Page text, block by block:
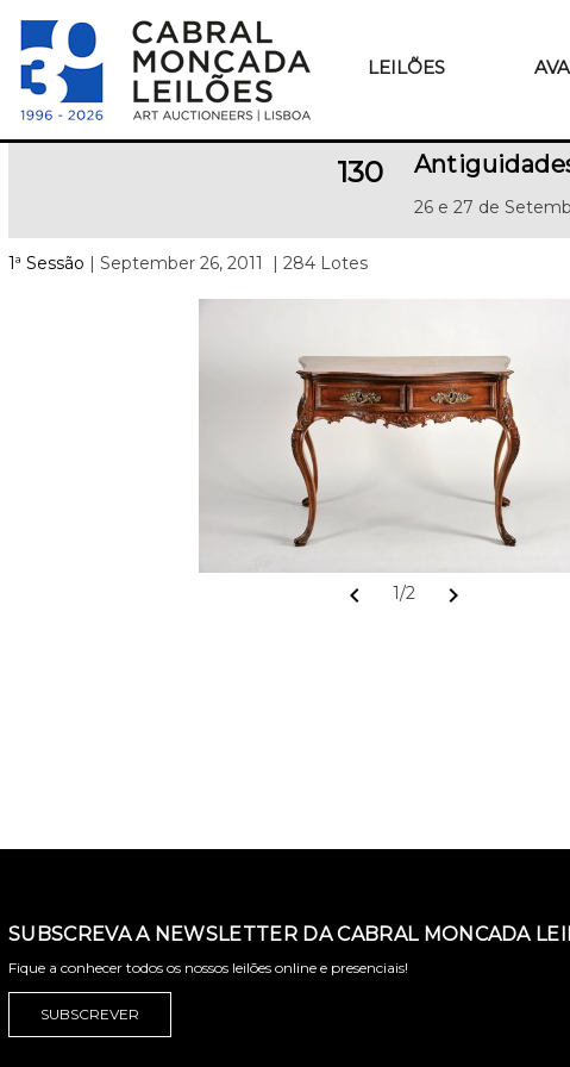
LEILÕES
130
26 e 27 de
1ª Sessão | September 26, 2011 | 284 Lotes
chevron_left 1/2 chevron_right
SUBSCREVA A NEWSLETTER DA CABRAL MONCADA
Fique a conhecer todos os nossos leilões online e presenciais!
SUBSCREVER